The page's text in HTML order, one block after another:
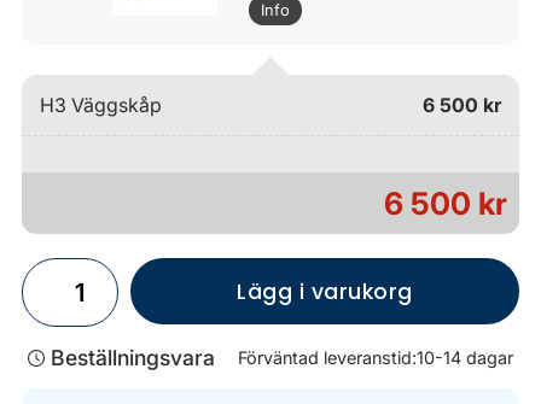
Info
H3 Väggskåp 6 500 kr
6 500 kr
Lägg i varukorg
Beställningsvara Förväntad leveranstid:10-14 dagar